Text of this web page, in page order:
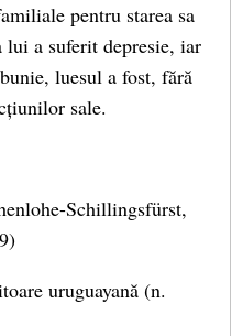
pentru starea sa
lui a suferit depresie, iar
luesul a fost, fără
sale.
Schillingsfürst,
uruguayană (n.